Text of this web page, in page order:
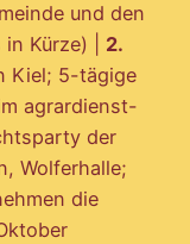
und den
Kürze) | 2.
Kiel; 5-tägige
agrardienst-
der
Wolferhalle;
die